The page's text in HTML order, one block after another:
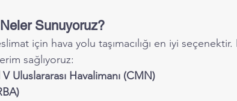
Sunuyoruz?
için hava yolu taşımacılığı en iyi seçenektir.
sağlıyoruz:
Uluslararası Havalimanı (CMN)